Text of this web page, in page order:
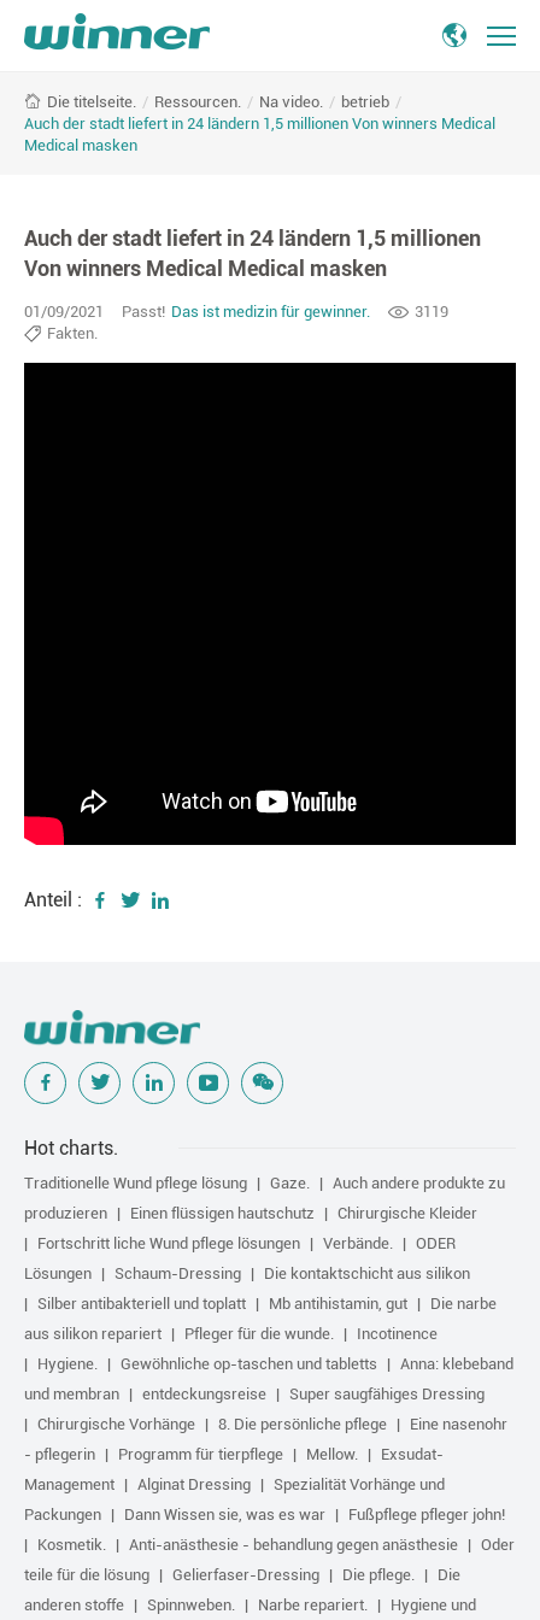
Die titelseite. / Ressourcen. / Na video. / betrieb /
Auch der stadt liefert in 24 ländern 1,5 millionen Von winners Medical
Medical masken
Auch der stadt liefert in 24 ländern 1,5 millionen
Von winners Medical Medical masken
01/09/2021 Passt! Das ist medizin für gewinner.
3119
Fakten.
Anteil :
Hot charts.
Traditionelle Wund pflege lösung Gaze.
Auch andere produkte zu
produzieren
Einen flüssigen hautschutz
Chirurgische Kleider
Fortschritt liche Wund pflege lösungen
Verbände.
ODER
Lösungen
Schaum-Dressing
Die kontaktschicht aus silikon
Silber antibakteriell und toplatt
Mb antihistamin, gut
Die narbe
aus silikon repariert
Pfleger für die wunde.
Incotinence
Hygiene.
Gewöhnliche op-taschen und tabletts
Anna: klebeband
und membran
entdeckungsreise
Super saugfähiges Dressing
Chirurgische Vorhänge
8. Die persönliche pflege
Eine nasenohr
- pflegerin
Programm für tierpflege Mellow.
Exsudat-
Management
Alginat Dressing
Spezialität Vorhänge und
Packungen
Dann Wissen sie, was es war
Fußpflege pfleger john!
Kosmetik.
Anti-anästhesie - behandlung gegen anästhesie
Oder
teile für die lösung
Gelierfaser-Dressing Die pflege.
Die
anderen stoffe
Spinnweben. Narbe repariert. Hygiene und